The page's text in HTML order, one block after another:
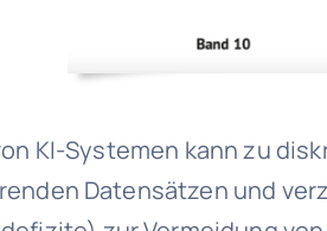
KI-Systemen kann zu
Datensätzen und